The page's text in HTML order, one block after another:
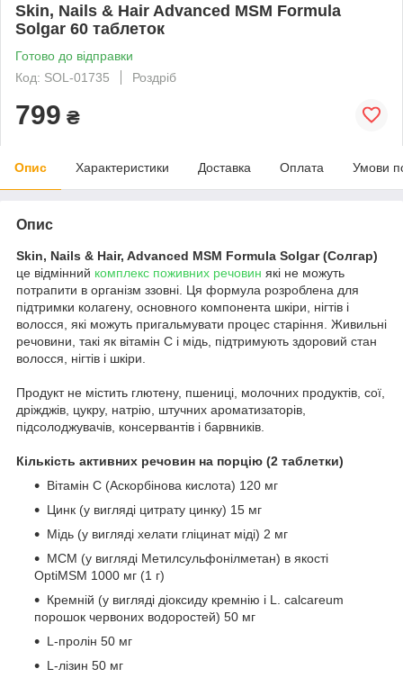
Skin, Nails & Hair Advanced MSM Formula
Solgar 60 таблеток
Готово до відправки
Код: SOL-01735
Роздріб
799 ₴
Опис Характеристики Доставка Оплата Умови
Опис
Skin, Nails & Hair, Advanced MSM Formula Solgar (Солгар)
це відмінний комплекс поживних речовин які не можуть
потрапити в організм ззовні. Ця формула розроблена для
підтримки колагену, основного компонента шкіри, нігтів і
волосся, які можуть пригальмувати процес старіння. Живильні
речовини, такі як вітамін С і мідь, підтримують здоровий стан
волосся, нігтів і шкіри.
Продукт не містить глютену, пшениці, молочних продуктів, сої,
дріжджів, цукру, натрію, штучних ароматизаторів,
підсолоджувачів, консервантів і барвників.
Кількість активних речовин на порцію (2 таблетки)
Вітамін С (Аскорбінова кислота) 120 мг
Цинк (у вигляді цитрату цинку) 15 мг
Мідь (у вигляді хелати гліцинат міді) 2 мг
МСМ (у вигляді Метилсульфонілметан) в якості
OptiMSM 1000 мг (1 г)
Кремній (у вигляді діоксиду кремнію і L. calcareum
порошок червоних водоростей) 50 мг
L-пролін 50 мг
L-лізин 50 мг